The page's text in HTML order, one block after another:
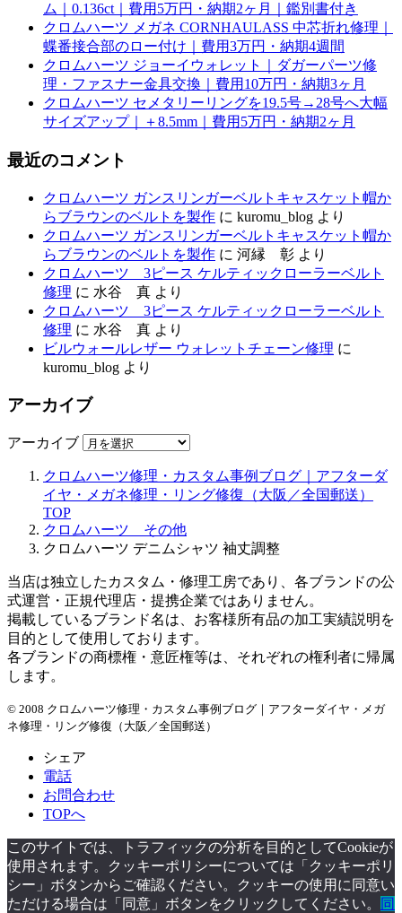
ム｜0.136ct｜費用5万円・納期2ヶ月｜鑑別書付き
クロムハーツ メガネ CORNHAULASS 中芯折れ修理｜
蝶番接合部のロー付け｜費用3万円・納期4週間
クロムハーツ ジョーイウォレット｜ダガーパーツ修
理・ファスナー金具交換｜費用10万円・納期3ヶ月
クロムハーツ セメタリーリングを19.5号→28号へ大幅
サイズアップ｜＋8.5mm｜費用5万円・納期2ヶ月
最近のコメント
クロムハーツ ガンスリンガーベルトキャスケット帽か
らブラウンのベルトを製作 に kuromu_blog より
クロムハーツ ガンスリンガーベルトキャスケット帽か
らブラウンのベルトを製作 に 河縁 彰 より
クロムハーツ 3ピース ケルティックローラーベルト
修理 に 水谷 真 より
クロムハーツ 3ピース ケルティックローラーベルト
修理 に 水谷 真 より
ビルウォールレザー ウォレットチェーン修理 に
kuromu_blog より
アーカイブ
アーカイブ
クロムハーツ修理・カスタム事例ブログ｜アフターダ
イヤ・メガネ修理・リング修復（大阪／全国郵送）
TOP
クロムハーツ その他
クロムハーツ デニムシャツ 袖丈調整
当店は独立したカスタム・修理工房であり、各ブランドの公
式運営・正規代理店・提携企業ではありません。
掲載しているブランド名は、お客様所有品の加工実績説明を
目的として使用しております。
各ブランドの商標権・意匠権等は、それぞれの権利者に帰属
します。
© 2008 クロムハーツ修理・カスタム事例ブログ｜アフターダイヤ・メガ
ネ修理・リング修復（大阪／全国郵送）
シェア
電話
お問合わせ
TOPへ
このサイトでは、トラフィックの分析を目的としてCookieが
使用されます。クッキーポリシーについては「クッキーポリ
シー」ボタンからご確認ください。クッキーの使用に同意い
ただける場合は「同意」ボタンをクリックしてください。
同